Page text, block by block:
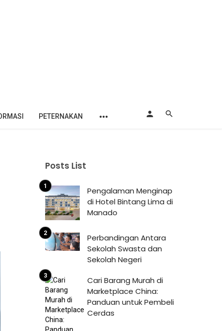
PETERNAKAN
Posts List
Pengalaman Menginap
di Hotel Bintang Lima di
Manado
Perbandingan Antara
Sekolah Swasta dan
Sekolah Negeri
Cari Barang Murah di
Marketplace China:
Panduan untuk Pembeli
Cerdas